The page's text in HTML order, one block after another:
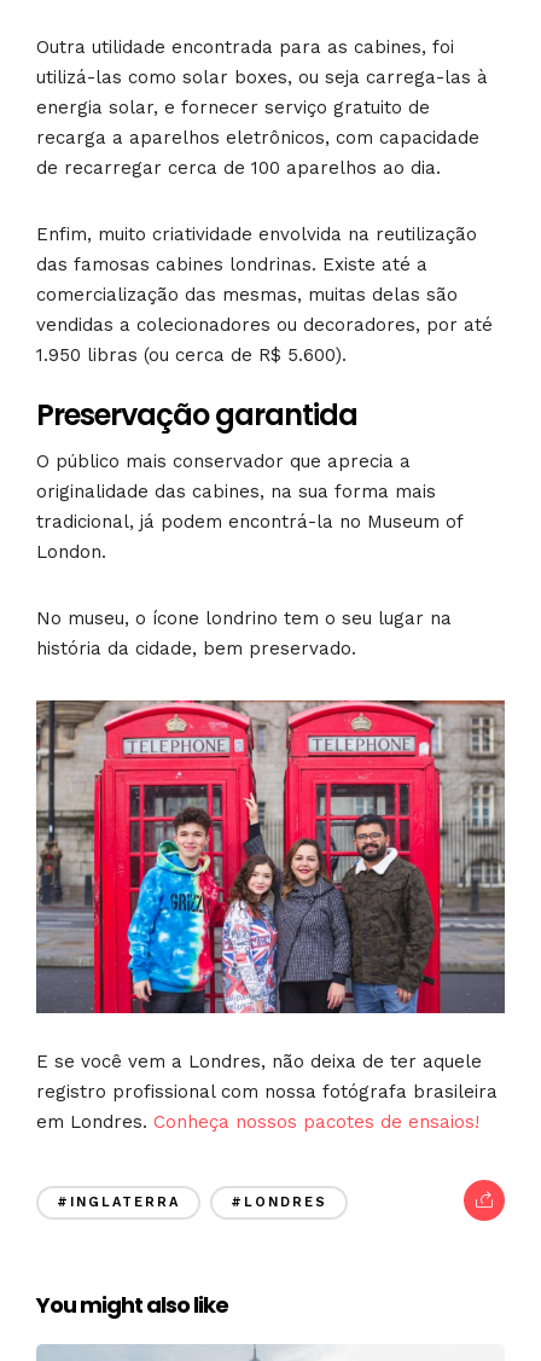
Outra utilidade encontrada para as cabines, foi
utilizá-las como solar boxes, ou seja carrega-las à
energia solar, e fornecer serviço gratuito de
recarga a aparelhos eletrônicos, com capacidade
de recarregar cerca de 100 aparelhos ao dia.
Enfim, muito criatividade envolvida na reutilização
das famosas cabines londrinas. Existe até a
comercialização das mesmas, muitas delas são
vendidas a colecionadores ou decoradores, por até
1.950 libras (ou cerca de R$ 5.600).
Preservação garantida
O público mais conservador que aprecia a
originalidade das cabines, na sua forma mais
tradicional, já podem encontrá-la no Museum of
London.
No museu, o ícone londrino tem o seu lugar na
história da cidade, bem preservado.
E se você vem a Londres, não deixa de ter aquele
registro profissional com nossa fotógrafa brasileira
em Londres. Conheça nossos pacotes de ensaios!
#INGLATERRA #LONDRES
You might also like